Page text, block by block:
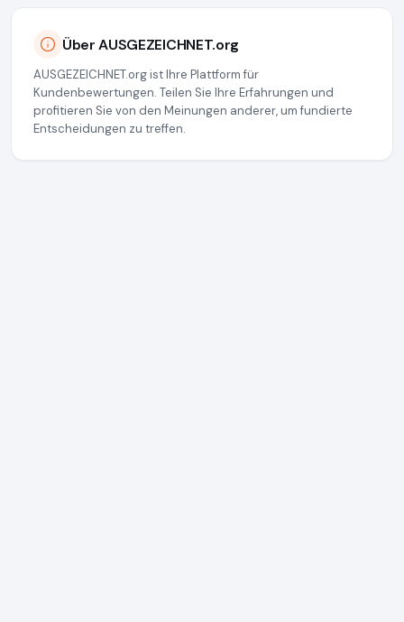
Über AUSGEZEICHNET.org
AUSGEZEICHNET.org ist Ihre Plattform für
Kundenbewertungen. Teilen Sie Ihre Erfahrungen und
profitieren Sie von den Meinungen anderer, um fundierte
Entscheidungen zu treffen.